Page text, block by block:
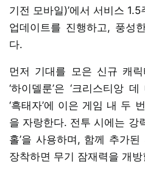
기전 모바일)’에서 서비스
업데이트를 진행하고, 풍성
다.
먼저 기대를 모은 신규 캐릭
‘하이델룬’은 ‘크리스티앙
‘흑태자’에 이은 게임 내 두
을 자랑한다. 전투 시에는 강
홀’을 사용하며, 함께 추가된
장착하면 무기 잠재력을 개